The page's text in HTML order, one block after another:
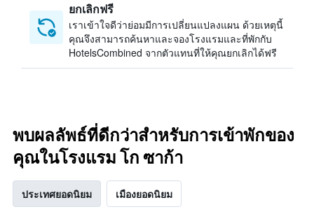
ยกเลิกฟรี
เราเข้าใจดีว่าย่อมมีการเปลี่ยนแปลงแผน ด้วยเหตุนี้
คุณจึงสามารถค้นหาและจองโรงแรมและที่พักกับ
HotelsCombined จากตัวแทนที่ให้คุณยกเลิกได้ฟรี
พบผลลัพธ์ที่ดีกว่าสำหรับการเข้าพักของ
คุณในโรงแรม โก ซาก้า
ประเทศยอดนิยม เมืองยอดนิยม